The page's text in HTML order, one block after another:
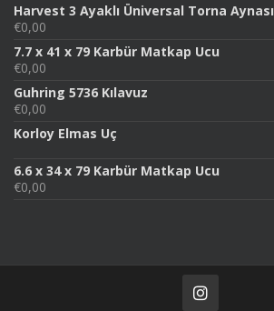
Harvest 3 Ayaklı Üniversal Torna Aynası
€0,00
7.7 x 41 x 79 Karbür Matkap Ucu
€0,00
Guhring 5736 Kılavuz
€0,00
Korloy Elmas Uç
6.6 x 34 x 79 Karbür Matkap Ucu
€0,00